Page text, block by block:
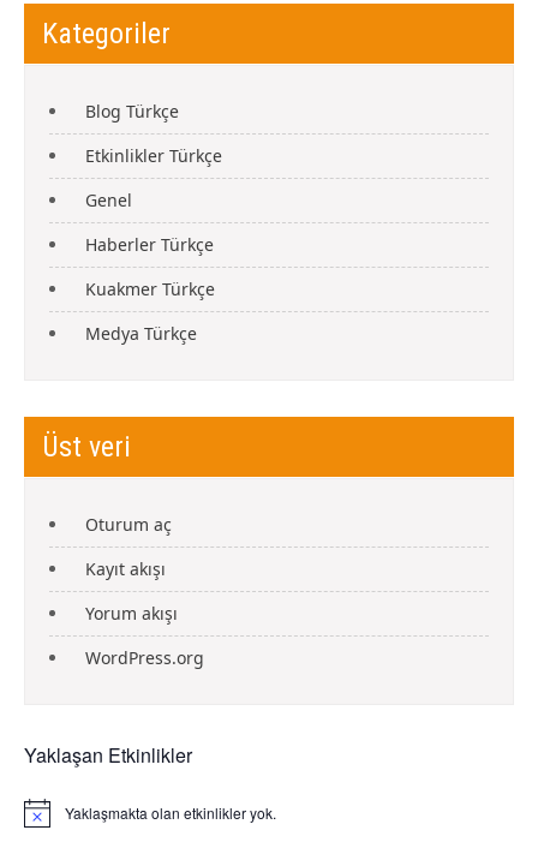
Kategoriler
Blog Türkçe
Etkinlikler Türkçe
Genel
Haberler Türkçe
Kuakmer Türkçe
Medya Türkçe
Üst veri
Oturum aç
Kayıt akışı
Yorum akışı
WordPress.org
Yaklaşan Etkinlikler
N
Yaklaşmakta olan etkinlikler yok.